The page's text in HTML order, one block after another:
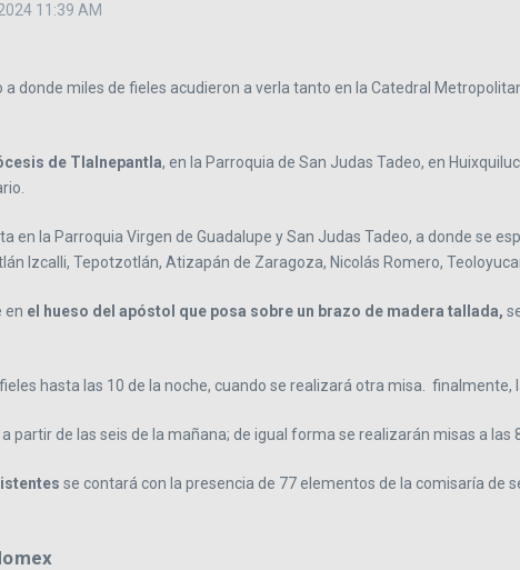
11:39 AM
a donde miles de fieles acudieron a verla tanto en la Catedral
de Tlalnepantla, en la Parroquia de San Judas Tadeo, en
en la Parroquia Virgen de Guadalupe y San Judas Tadeo, a donde se
Izcalli, Tepotzotlán, Atizapán de Zaragoza, Nicolás Romero,
en el hueso del apóstol que posa sobre un brazo de madera tallada,
hasta las 10 de la noche, cuando se realizará otra misa.
partir de las seis de la mañana; de igual forma se realizarán misas a las
se contará con la presencia de 77 elementos de la comisaría de